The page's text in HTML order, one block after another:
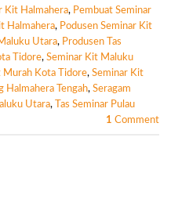
Kit Halmahera, Pembuat Seminar
Halmahera, Podusen Seminar Kit
Utara, Produsen Tas
Tidore, Seminar Kit Maluku
Murah Kota Tidore, Seminar Kit
Halmahera Tengah, Seragam
Utara,
Tas Seminar Pulau
1 Comment